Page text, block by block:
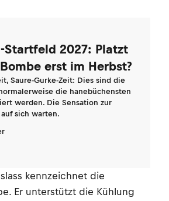
Startfeld 2027: Platzt
erst im Herbst?
Saure-Gurke-Zeit: Dies sind die
die hanebüchensten
werden. Die Sensation zur
sich warten.
kennzeichnet die
Er unterstützt die Kühlung